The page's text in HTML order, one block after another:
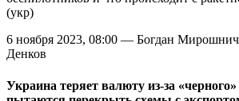
(укр)
6 ноября 2023, 08:00 — Богдан
Денков
Украина теряет валюту из-за